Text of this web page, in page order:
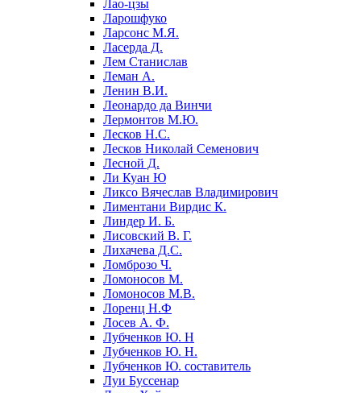
Лао-цзы
Ларошфуко
Ларсонс М.Я.
Ласерда Д.
Лем Станислав
Леман А.
Ленин В.И.
Леонардо да Винчи
Лермонтов М.Ю.
Лесков Н.С.
Лесков Николай Семенович
Лесной Д.
Ли Куан Ю
Ликсо Вячеслав Владимирович
Лиментани Вирдис К.
Линдер И. Б.
Лисовский В. Г.
Лихачева Д.С.
Ломброзо Ч.
Ломоносов М.
Ломоносов М.В.
Лоренц Н.Ф
Лосев А. Ф.
Лубченков Ю. Н
Лубченков Ю. Н.
Лубченков Ю. составитель
Луи Буссенар